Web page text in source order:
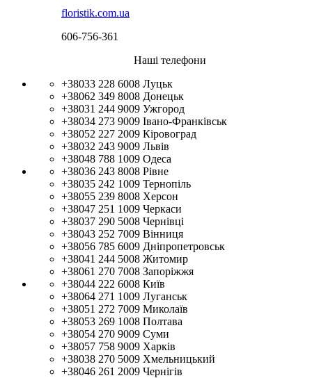
floristik.com.ua
606-756-361
Наші телефони
+38033 228 6008 Луцьк
+38062 349 8008 Донецьк
+38031 244 9009 Ужгород
+38034 273 9009 Івано-Франківськ
+38052 227 2009 Кіровоград
+38032 243 9009 Львів
+38048 788 1009 Одеса
+38036 243 8008 Рівне
+38035 242 1009 Тернопіль
+38055 239 8008 Херсон
+38047 251 1009 Черкаси
+38037 290 5008 Чернівці
+38043 252 7009 Вінниця
+38056 785 6009 Дніпропетровськ
+38041 244 5008 Житомир
+38061 270 7008 Запоріжжя
+38044 222 6008 Київ
+38064 271 1009 Луганськ
+38051 272 7009 Миколаїв
+38053 269 1008 Полтава
+38054 270 9009 Суми
+38057 758 9009 Харків
+38038 270 5009 Хмельницький
+38046 261 2009 Чернігів